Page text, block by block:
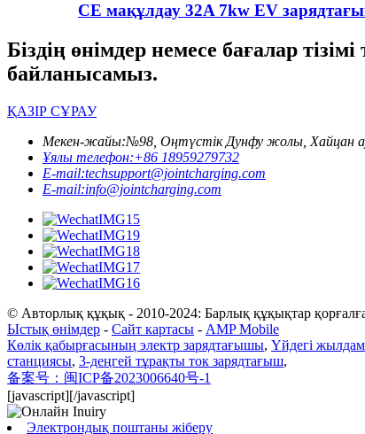
CE мақұлдау 32A 7kw EV
Біздің өнімдер немесе бағалар
байланысамыз.
ҚАЗІР СҰРАУ
Мекен-жайы:№98, Оңтүстік Дунфу жолы, Хайцан
Ұялы телефон:+86 18959279732
E-mail:techsupport@jointcharging.com
E-mail:info@jointcharging.com
© Авторлық құқық - 2010-2024: Барлық құқықтар
Ыстық өнімдер - Сайт картасы - AMP Mobile
Көлік қабырғасының электр зарядтағышы, Үйдегі
станциясы, 3-деңгей тұрақты ток зарядтағыш,
备案号：闽ICP备2023006640号-1
[javascript][/javascript]
Электрондық поштаны жіберу